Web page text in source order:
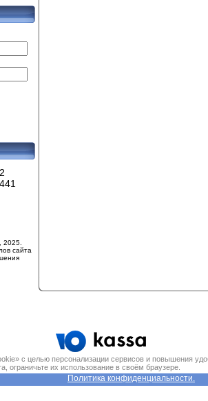
2025.
сайта
с целью персонализации сервисов и повышения
ограничьте их использование в своём браузере.
Политика конфиденциальности.